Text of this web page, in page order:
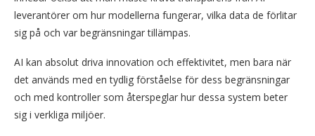
leverantörer om hur modellerna fungerar, vilka data de förlitar
sig på och var begränsningar tillämpas.
AI kan absolut driva innovation och effektivitet, men bara när
det används med en tydlig förståelse för dess begränsningar
och med kontroller som återspeglar hur dessa system beter
sig i verkliga miljöer.